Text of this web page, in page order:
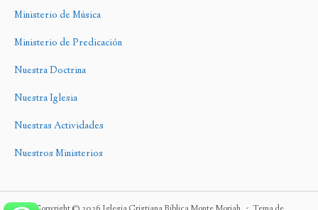
Ministerio de Música
Ministerio de Predicación
Nuestra Doctrina
Nuestra Iglesia
Nuestras Actividades
Nuestros Ministerios